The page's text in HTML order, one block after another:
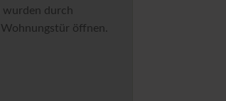
wurden durch
öffnen.